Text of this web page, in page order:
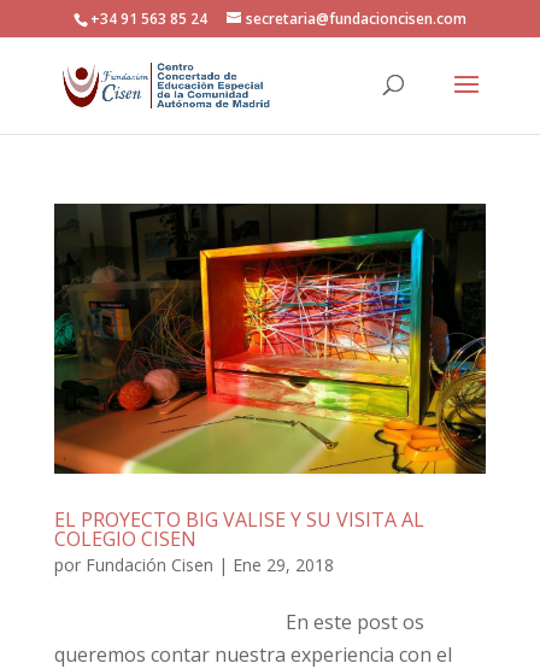
+34 91 563 85 24 secretaria@fundacioncisen.com
EL PROYECTO BIG VALISE Y SU VISITA AL
COLEGIO CISEN
por Fundación Cisen | Ene 29, 2018
En este post os
queremos contar nuestra experiencia con el